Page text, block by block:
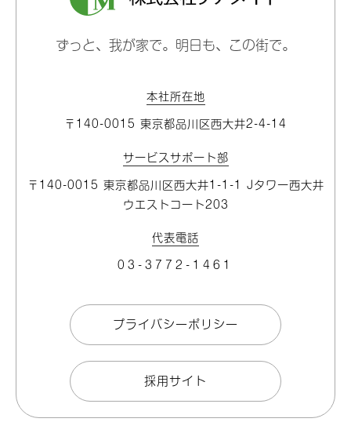
ずっと、我が家で。明日も、この街で。
本社所在地
〒140-0015 東京都品川区⻄大井2-4-14
サービスサポート部
〒140-0015 東京都品川区⻄大井1-1-1 Jタワー⻄大井
ウエストコート203
代表電話
03-3772-1461
プライバシーポリシー
採用サイト